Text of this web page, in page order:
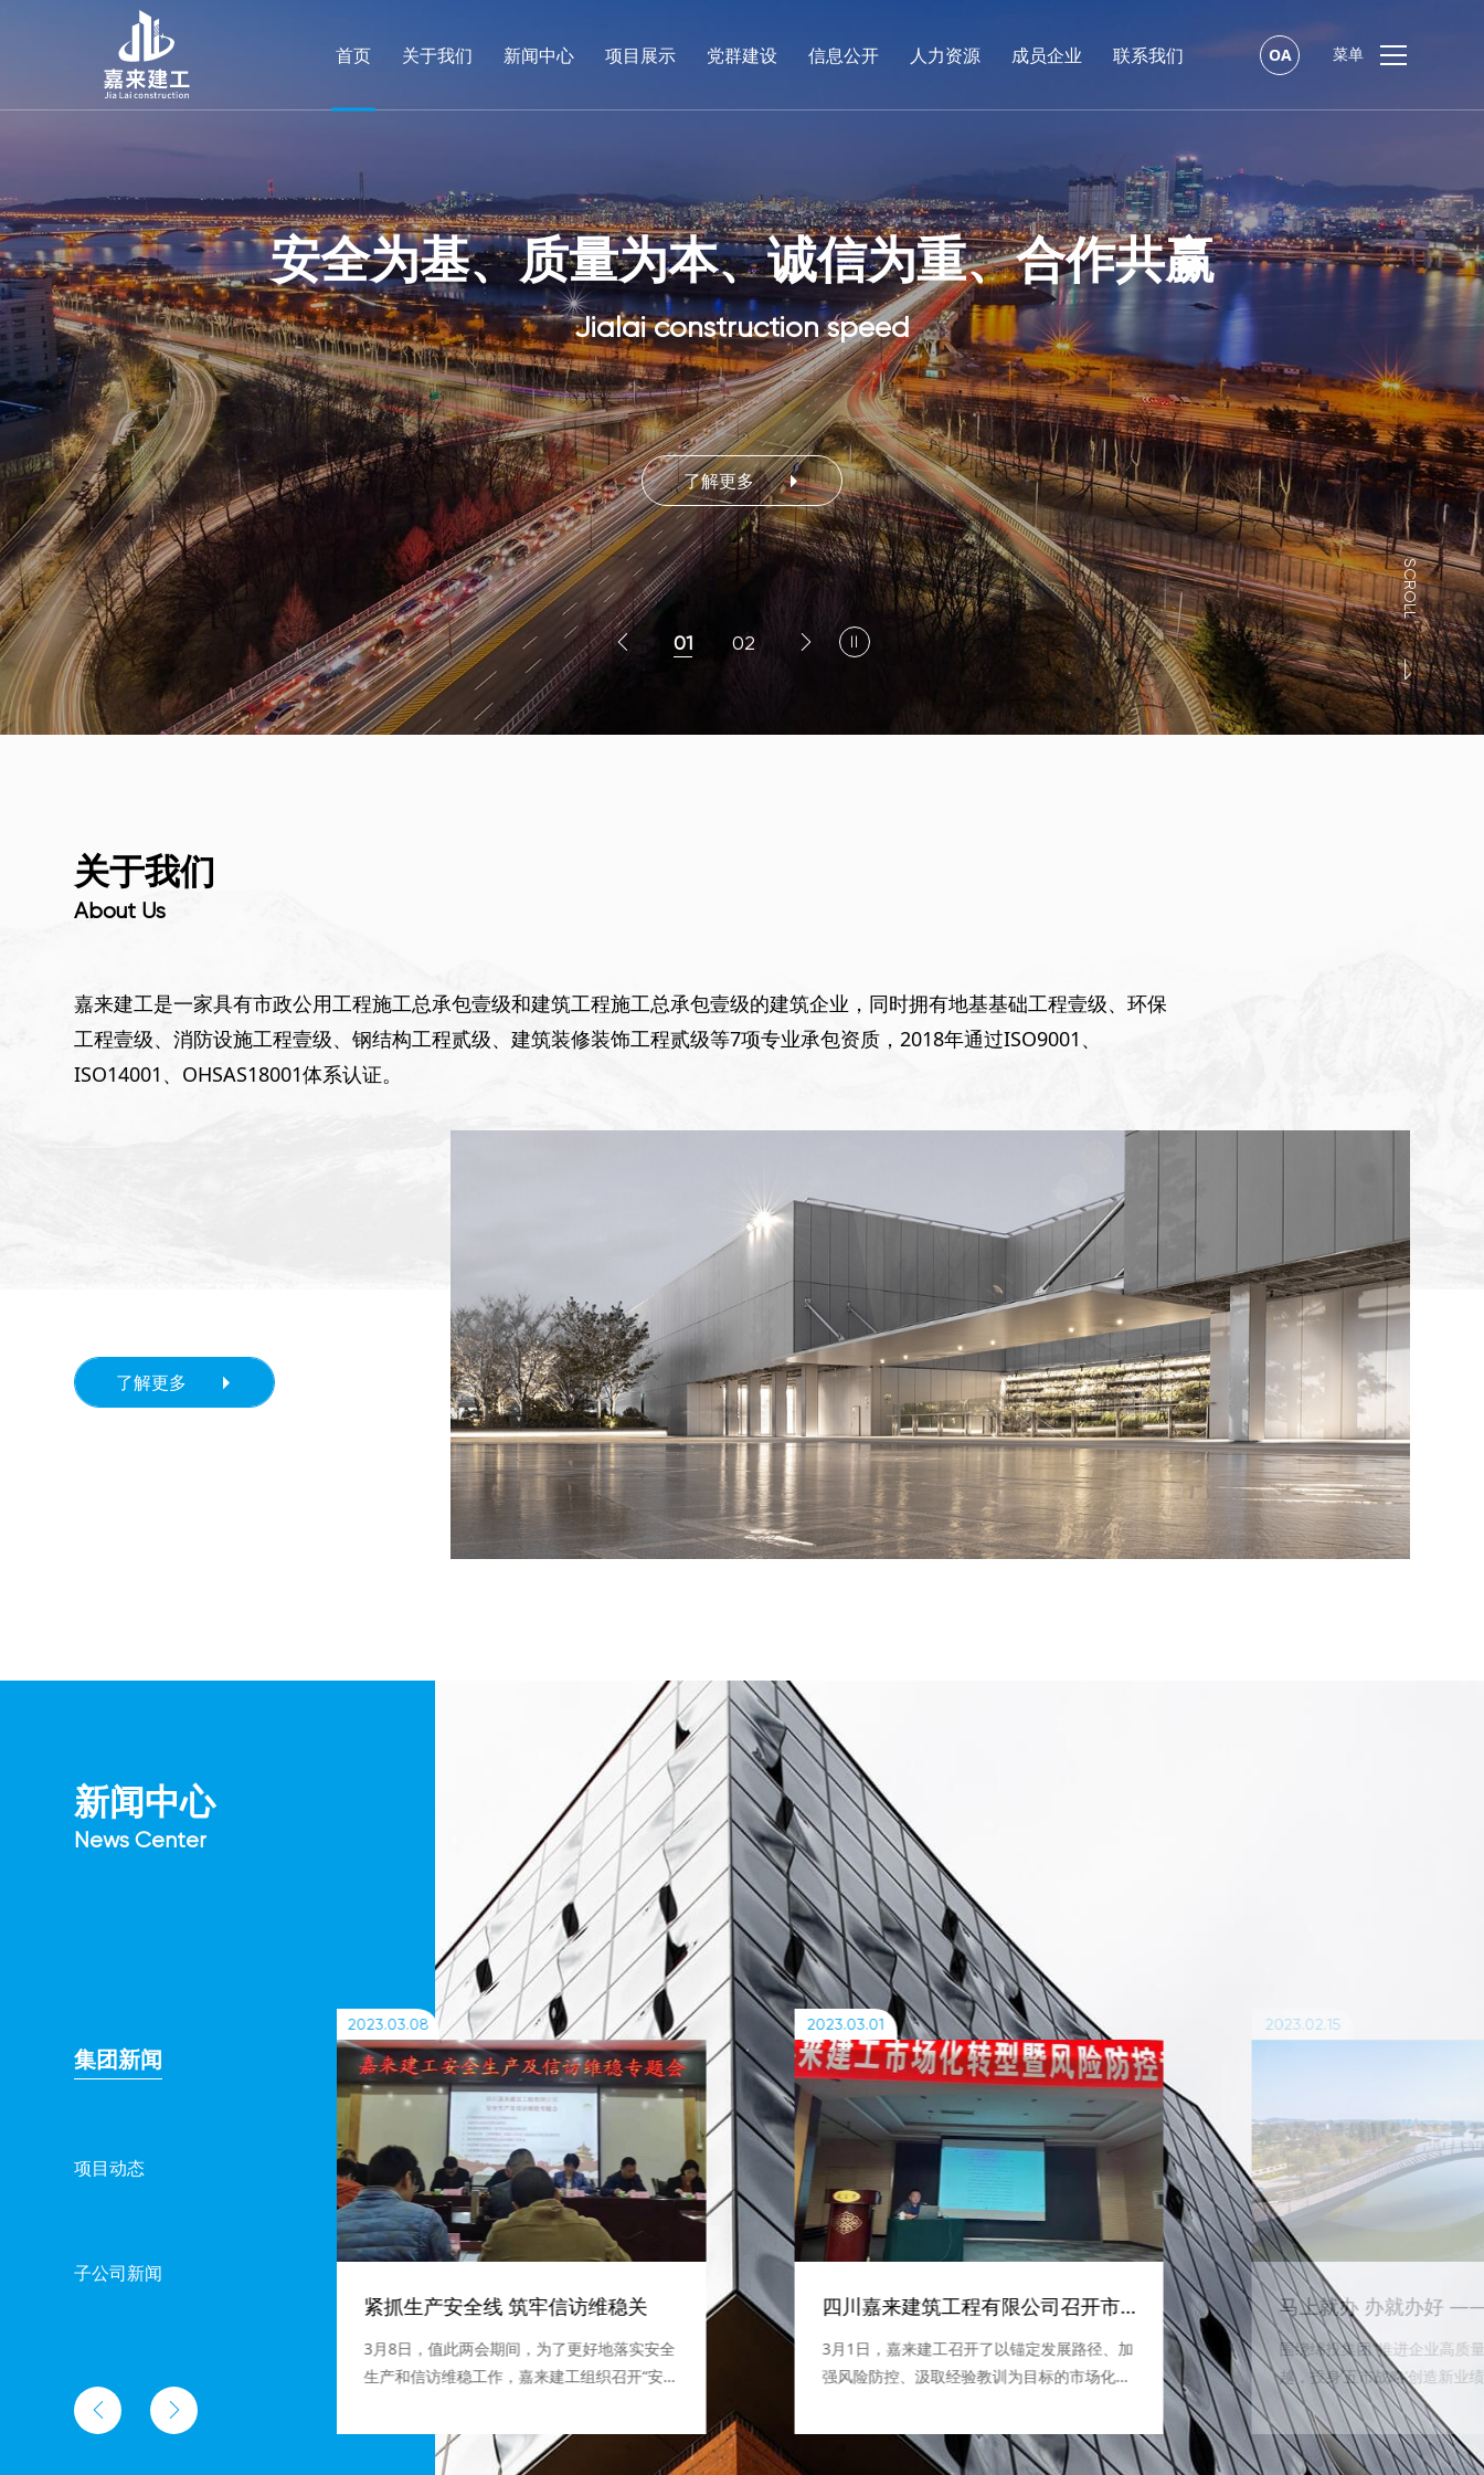
首页 关于我们 新闻中心 项目展示 党群建设 信息公开 人力资源 成员企业 联系我们 OA 菜单
SCROLL

 01 02  
、质 本 信为 赢
J
i a a
i onstr o p e
了解更多 
关于我们
About Us
嘉来建工是一家具有市政公用工程施工总承包壹级和建筑工程施工总承包壹级的建筑企业，同时拥有地基基础工程壹级、环保
工程壹级、消防设施工程壹级、钢结构工程贰级、建筑装修装饰工程贰级等7项专业承包资质，2018年通过ISO9001、
ISO14001、OHSAS18001体系认证。
了解更多 
新闻中心
News Center
集团新闻
项目动态
子公司新闻
 
、信息宣传员共计20余人参
2023.03.08
紧抓生产安全线 筑牢信访维稳关
3月8日，值此两会期间，为了更好地落实安全
生产和信访维稳工作，嘉来建工组织召开“安
全生产相关法律法规，随后公司相关部门就项
目安全生产形势进行了分析，并对下一步工作
2023.03.01
四川嘉来建筑工程有限公司召开市场化转型暨风险防控专题培训会
3月1日，嘉来建工召开了以锚定发展路径、加
强风险防控、汲取经验教训为目标的市场化转
子、各部门负责人、全体党员及重要敏感岗位
人员共计60余人参会。
2023.02.15
围绕绵投集团“推进企业高质
越，投身‘五市战略’创造新业
调，嘉来建工以全力以赴拼
手，齐心协力打好一季度开
怎么拼得出成绩？